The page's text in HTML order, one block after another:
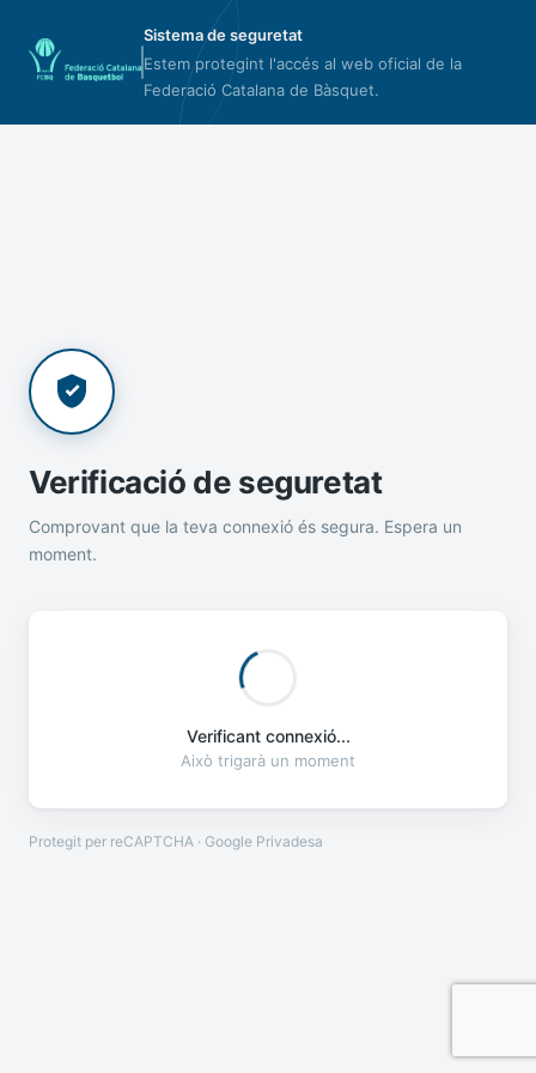
Sistema de seguretat
Estem protegint l'accés al web oficial de la
Federació Catalana de Bàsquet.
Verificació de seguretat
Comprovant que la teva connexió és segura. Espera un
moment.
Verificant connexió...
Això trigarà un moment
Protegit per reCAPTCHA · Google Privadesa